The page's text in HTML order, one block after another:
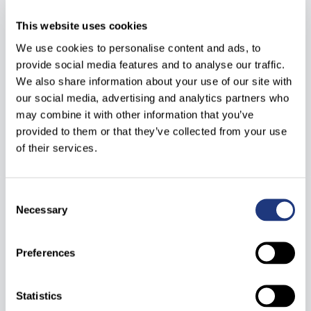
This website uses cookies
We use cookies to personalise content and ads, to
provide social media features and to analyse our traffic.
We also share information about your use of our site with
our social media, advertising and analytics partners who
may combine it with other information that you’ve
provided to them or that they’ve collected from your use
of their services.
Selection
Necessary
Preferences
Statistics
Chlorure de méthylthioninium
Proveblue 5 mg/ml - Solution
injectable - Ampoules
Chlorure de méthylthioninium